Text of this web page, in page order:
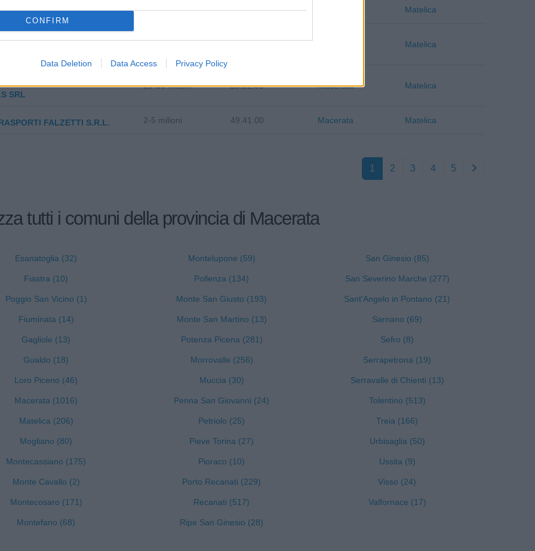
CONFIRM
Data Deletion Data Access Privacy Policy
MECCANICA T.R.B. SRL 0-1 milioni 33.12.99 Matelica
DI MANFREDO
Matelica
SRL
25-50 milioni 25.22.00 Macerata Matelica
FALZETTI S.R.L. 2-5 milioni 49.41.00 Macerata Matelica
1 2 3 4 5
tutti i comuni della provincia di Macerata
Esanatoglia (32)
Fiastra (10)
Poggio San Vicino (1)
Fiuminata (14)
Gagliole (13)
Gualdo (18)
Loro Piceno (46)
Macerata (1016)
Matelica (206)
Mogliano (80)
Montecassiano (175)
Monte Cavallo (2)
Montecosaro (171)
Montefano (68)
Montelupone (59)
Pollenza (134)
Monte San Giusto (193)
Monte San Martino (13)
Potenza Picena (281)
Morrovalle (256)
Muccia (30)
Penna San Giovanni (24)
Petriolo (25)
Pieve Torina (27)
Pioraco (10)
Porto Recanati (229)
Recanati (517)
Ripe San Ginesio (28)
San Ginesio (85)
San Severino Marche (277)
Sant'Angelo in Pontano (21)
Sarnano (69)
Sefro (8)
Serrapetrona (19)
Serravalle di Chienti (13)
Tolentino (513)
Treia (166)
Urbisaglia (50)
Ussita (9)
Visso (24)
Valfornace (17)